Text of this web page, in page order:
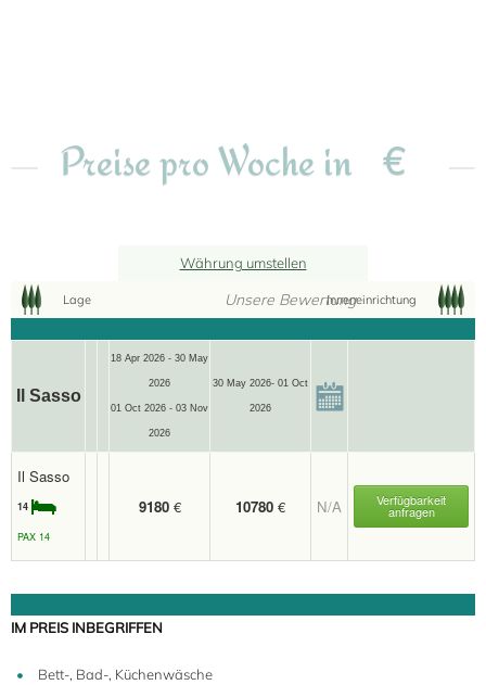
Preise pro Woche in €
Währung umstellen
Lage Unsere BewertungInneneinrichtung
Il Sasso
18 Apr 2026 - 30 May
2026
01 Oct 2026 - 03 Nov
2026
30 May 2026- 01 Oct
2026
Il Sasso
14
PAX 14
9180 € 10780 € N/A Verfügbarkeit
anfragen
IM PREIS INBEGRIFFEN
Bett-, Bad-, Küchenwäsche